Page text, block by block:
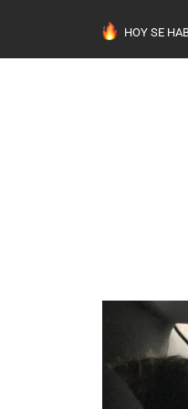
HOY SE